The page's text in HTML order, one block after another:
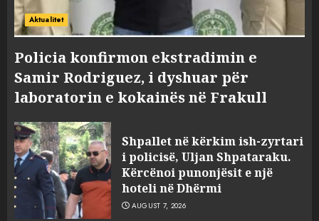
Aktualitet
Policia konfirmon ekstradimin e
Samir Rodriguez, i dyshuar për
laboratorin e kokainës në Frakull
Shpallet në kërkim ish-zyrtari
i policisë, Uljan Shpataraku.
Kërcënoi punonjësit e një
hoteli në Dhërmi
AUGUST 7, 2026